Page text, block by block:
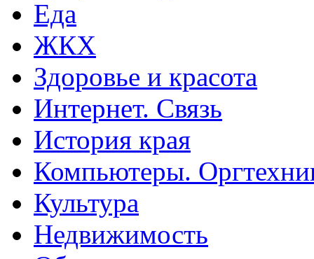
Еда
ЖКХ
Здоровье и красота
Интернет. Связь
История края
Компьютеры.
Культура
Недвижимость